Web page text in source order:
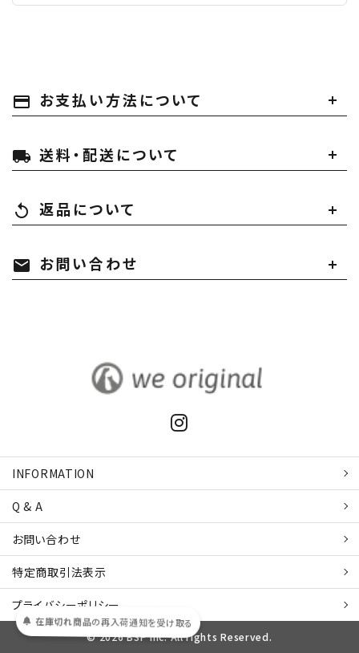
payment お支払い方法について
local_shipping 送料・配送について
replay 返品について
mail お問い合わせ
INFORMATION
Q & A
お問い合わせ
特定商取引法表示
プライバシーポリシー
© 2026 BSP Inc. All rights Reserved.
在庫切れ商品の再入荷通知を受け取る